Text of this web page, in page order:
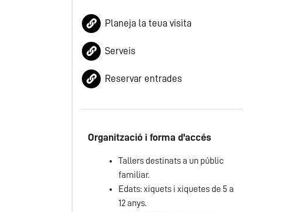
Planeja la teua visita
Serveis
Reservar entrades
Organització i forma d'accés
Tallers destinats a un públic
familiar.
Edats: xiquets i xiquetes de 5 a
12 anys.